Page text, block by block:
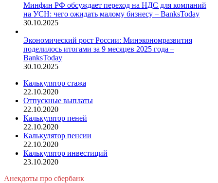
Минфин РФ обсуждает переход на НДС для компаний
на УСН: чего ожидать малому бизнесу – BanksToday
30.10.2025
Экономический рост России: Минэкономразвития
поделилось итогами за 9 месяцев 2025 года –
BanksToday
30.10.2025
Калькулятор стажа
22.10.2020
Отпускные выплаты
22.10.2020
Калькулятор пеней
22.10.2020
Калькулятор пенсии
22.10.2020
Калькулятор инвестиций
23.10.2020
Анекдоты про сбербанк